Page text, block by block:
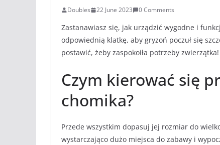
Doubles 22 June 2023 0 Comments
Zastanawiasz się, jak urządzić wygodne i
odpowiednią klatkę, aby gryzoń poczuł się
postawić, żeby zaspokoiła potrzeby zwierzątka!
Czym kierować się
chomika?
Przede wszystkim dopasuj jej rozmiar do
wystarczająco dużo miejsca do zabawy i